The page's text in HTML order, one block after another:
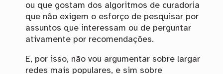
ou que gostam dos algoritmos de curadoria
que não exigem o esforço de pesquisar por
assuntos que interessam ou de perguntar
ativamente por recomendações.
E, por isso, não vou argumentar sobre largar
redes mais populares, e sim sobre